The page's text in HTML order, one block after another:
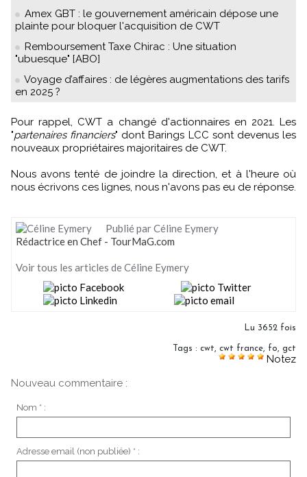
Amex GBT : le gouvernement américain dépose une
plainte pour bloquer l'acquisition de CWT
Remboursement Taxe Chirac : Une situation
"ubuesque" [ABO]
Voyage d’affaires : de légères augmentations des tarifs
en 2025 ?
Pour rappel, CWT a changé d'actionnaires en 2021. Les
"partenaires financiers" dont Barings LCC sont devenus les
nouveaux propriétaires majoritaires de CWT.
Nous avons tenté de joindre la direction, et à l'heure où
nous écrivons ces lignes, nous n'avons pas eu de réponse.
Publié par Céline Eymery
Rédactrice en Chef - TourMaG.com
Voir tous les articles de Céline Eymery
Lu 3652 fois
Tags : cwt, cwt france, fo, gct
Notez
Nouveau commentaire :
Nom * :
Adresse email (non publiée) * :